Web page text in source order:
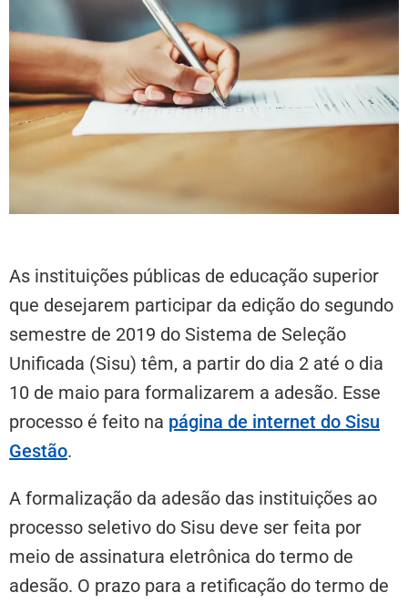
As instituições públicas de educação superior
que desejarem participar da edição do segundo
semestre de 2019 do Sistema de Seleção
Unificada (Sisu) têm, a partir do dia 2 até o dia
10 de maio para formalizarem a adesão. Esse
processo é feito na página de internet do Sisu
Gestão.
A formalização da adesão das instituições ao
processo seletivo do Sisu deve ser feita por
meio de assinatura eletrônica do termo de
adesão. O prazo para a retificação do termo de